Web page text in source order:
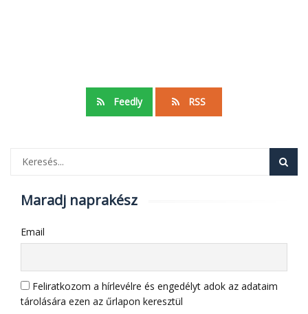
Feedly RSS
Maradj naprakész
Email
Feliratkozom a hírlevélre és engedélyt adok az adataim
tárolására ezen az űrlapon keresztül